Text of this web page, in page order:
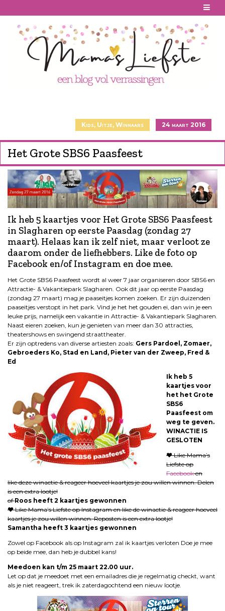
Kids, Uitje, Winnaars 24 maart 2016
Het Grote SBS6 Paasfeest
Ik heb 5 kaartjes voor Het Grote SBS6 Paasfeest
in Slagharen op eerste Paasdag (zondag 27
maart). Helaas kan ik zelf niet, maar verloot ze
daarom onder de liefhebbers. Like de foto op
Facebook en/of Instagram en doe mee.
Het Grote SBS6 Paasfeest wordt al weer 7 jaar organiseren door SBS6 en
Attractie- & Vakantiepark Slagharen. Ook dit jaar op eerste Paasdag
(zondag 27 maart) mag je paaseitjes komen zoeken. Er zijn duizenden
paaseitjes verstopt in het park. Vind je het het gouden ei, dan win je een
leuke prijs, namelijk een vakantie in Attractie- & Vakantiepark Slagharen.
Naast eieren zoeken, kun je genieten van meer dan 30 attracties,
theatershows en swingend straattheater.
Er zijn optredens van diverse artiesten zoals: Gers Pardoel, Zomaer,
Gebroeders Ko, Stad en Land, Pieter van der Zweep, Fred &
Ed
Ik he b 5
kaartjes voor
het het Grote
SBS6
Paasfeest om
weg te geven.
WINACTIE IS
GESLOTEN
♥ Like Mama’s
Liefste op
Facebooken
like deze winactie & reageer hoeveel kaartjes je zou willen winnen. Delen
is een extra lootje!
ofRoos heeft 2 kaartjes gewonnen
♥ Like Mama’s Liefste op Instagram en like de winactie & reageer hoeveel
kaartjes je zou willen winnen. Reposten is een extra lootje!
Samantha heeft 3 kaartjes gewonnen
Zowel op Facebook als op Instagram zal ik kaartjes verloten Doe je mee
op beide mee, dan heb je dubbel kans!
Meedoen kan t/m 25 maart 22.00 uur.
Let op dat je meedoet met een emailadres die je regelmatig checkt, want
als je niet reageert, trek ik zaterdagochtend een nieuw lootje.